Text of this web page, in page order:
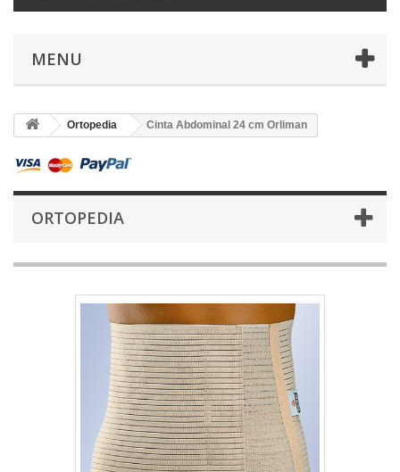
MENU
Ortopedia Cinta Abdominal 24 cm Orliman
ORTOPEDIA